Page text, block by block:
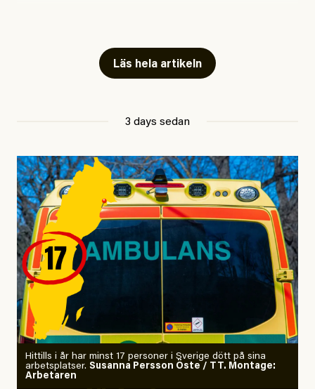
Jag gick djupt ner i mitt trauma.
Undersökte min anknytning
Att vara ekonomiskt beroende
så jag investerade allt jag ägde
i en kryptovaluta.
Jag gjorde en digital detox
för att höra tankarna snacka.
Jag letade tantrisk närhet
på kursgården Ängsbacka.
Jag är tränad i kontaktimprodans
och utbildad kaospilot.
Om läkaren säger vaccinera dig
så säger jag tvärtemot.
Läs hela artikeln
3 days sedan
Hittills i år har minst 17 personer i Sverige dött på sina
arbetsplatser. Susanna Persson Öste / TT. Montage:
Arbetaren